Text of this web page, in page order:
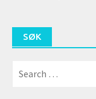
SØK
for: